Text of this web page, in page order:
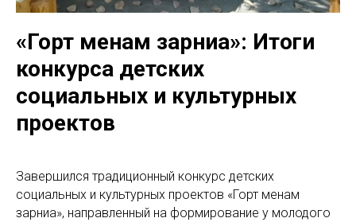
«Горт менам зарниа»: Итоги
конкурса детских
социальных и культурных
проектов
Завершился традиционный конкурс детских
социальных и культурных проектов «Горт менам
зарниа», направленный на формирование у молодого